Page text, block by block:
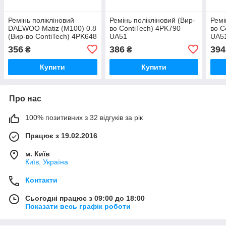
Ремінь полікліновий
DAEWOO Matiz (M100) 0.8
(Вир-во ContiTech) 4PK648
356 ₴
Купити
Ремінь полікліновий (Вир-
во ContiTech) 4PK790
UA51
386₴
Купити
во
394
Про нас
100% позитивних з 32 відгуків за рік
Працює з 19.02.2016
м. Київ
Київ, Україна
Контакти
Сьогодні працює з 09:00 до 18:00
Показати весь графік роботи